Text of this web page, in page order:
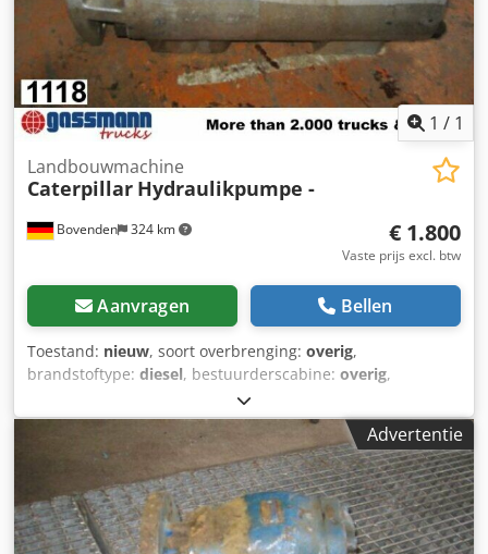
1 / 1
Bovenden 324 km
Landbouwmachine
Caterpillar Hydraulikpumpe -
€ 1.800
Vaste prijs excl. btw
Aanvragen Bellen
Toestand: nieuw, soort overbrenging: overig,
brandstoftype: diesel, bestuurderscabine: overig,
Standplaats voertuig: Bovenden, Opbouw: Hydraulische
pomp NIEUW Nr.: 7759J4027 Crsdpoi Rpa Isfx Ai Sjf
ACCESSOIRE-INFORMATIE ZONDER GARANTIE, wijzigingen,
tussentijdse verkoop en fouten voorbehouden!
Advertentie